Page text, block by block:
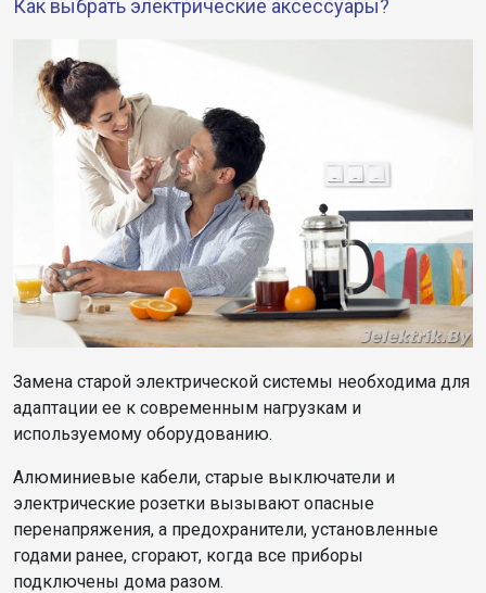
Как выбрать электрические аксессуары?
Замена старой электрической системы необходима для
адаптации ее к современным нагрузкам и
используемому оборудованию.
Алюминиевые кабели, старые выключатели и
электрические розетки вызывают опасные
перенапряжения, а предохранители, установленные
годами ранее, сгорают, когда все приборы
подключены дома разом.